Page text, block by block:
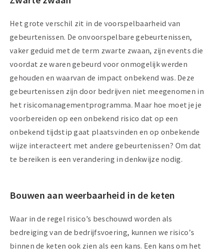
Het grote verschil zit in de voorspelbaarheid van
gebeurtenissen. De onvoorspelbare gebeurtenissen,
vaker geduid met de term zwarte zwaan, zijn events die
voordat ze waren gebeurd voor onmogelijk werden
gehouden en waarvan de impact onbekend was. Deze
gebeurtenissen zijn door bedrijven niet meegenomen in
het risicomanagementprogramma. Maar hoe moet je je
voorbereiden op een onbekend risico dat op een
onbekend tijdstip gaat plaatsvinden en op onbekende
wijze interacteert met andere gebeurtenissen? Om dat
te bereiken is een verandering in denkwijze nodig.
Bouwen aan weerbaarheid in de keten
Waar in de regel risico’s beschouwd worden als
bedreiging van de bedrijfsvoering, kunnen we risico’s
binnen de keten ook zien als een kans. Een kans om het